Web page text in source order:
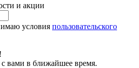
и акции
условия пользовательского
вами в ближайшее время.